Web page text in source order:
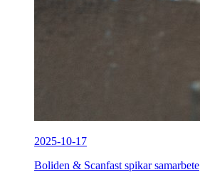
2025-10-17
Boliden & Scanfast spikar samarbete